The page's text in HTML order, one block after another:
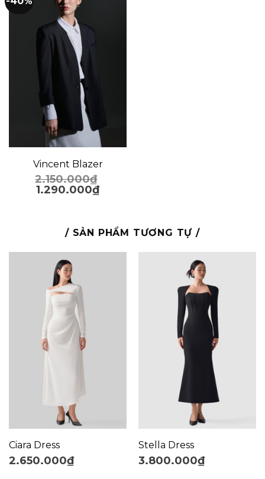
Vincent Blazer
2.150.000₫
1.290.000₫
/ SẢN PHẨM TƯƠNG TỰ /
Ciara Dress
2.650.000₫
Stella Dress
3.800.000₫